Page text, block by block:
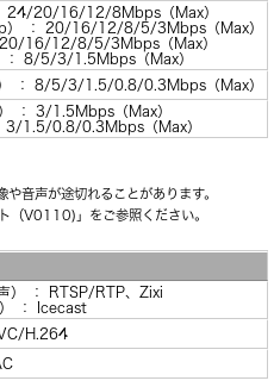
24/20/16/12/8Mbps（Max）
： 20/16/12/8/5/3Mbps（Max）
16/12/8/5/3Mbps（Max）
8/5/3/1.5Mbps（Max）
： 8/5/3/1.5/0.8/0.3Mbps（Max）
： 3/1.5Mbps（Max）
1.5/0.8/0.3Mbps（Max）
音声が途切れることがあります。
（V0110)」をご参照ください。
） ： RTSP/RTP、Zixi
） ： Icecast
H.264